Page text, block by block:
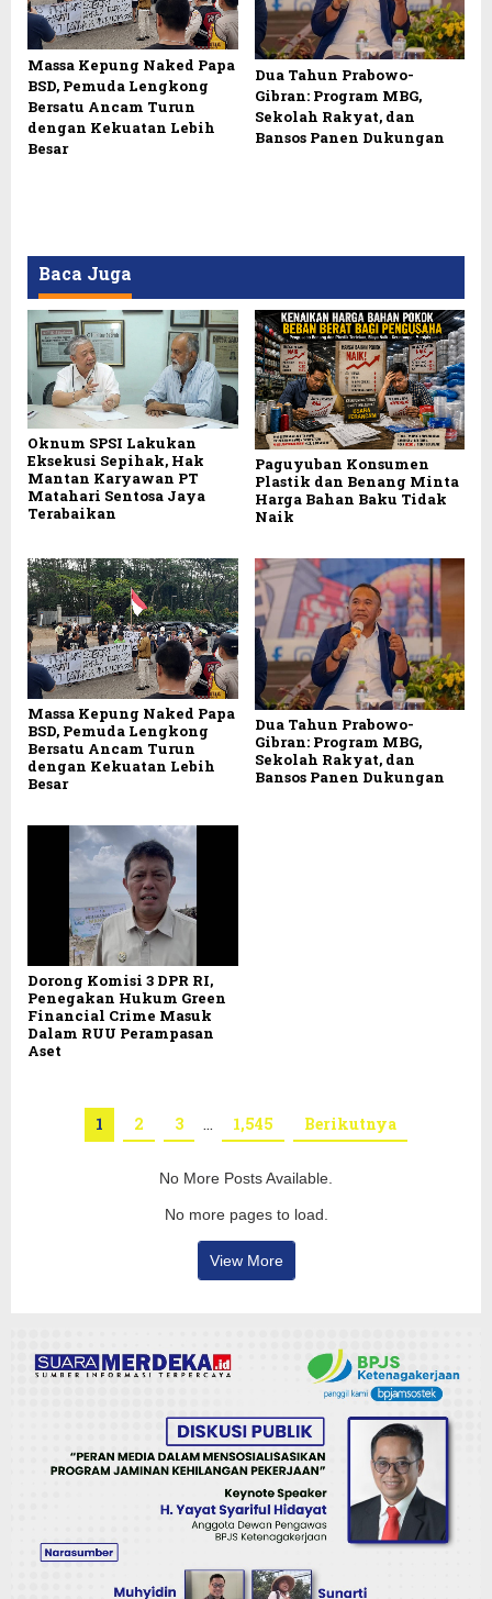
Massa Kepung Naked Papa
BSD, Pemuda Lengkong
Bersatu Ancam Turun
dengan Kekuatan Lebih
Besar
Dua Tahun Prabowo-
Gibran: Program MBG,
Sekolah Rakyat, dan
Bansos Panen Dukungan
Baca Juga
Oknum SPSI Lakukan
Eksekusi Sepihak, Hak
Mantan Karyawan PT
Matahari Sentosa Jaya
Terabaikan
Paguyuban Konsumen
Plastik dan Benang Minta
Harga Bahan Baku Tidak
Naik
Massa Kepung Naked Papa
BSD, Pemuda Lengkong
Bersatu Ancam Turun
dengan Kekuatan Lebih
Besar
Dua Tahun Prabowo-
Gibran: Program MBG,
Sekolah Rakyat, dan
Bansos Panen Dukungan
Dorong Komisi 3 DPR RI,
Penegakan Hukum Green
Financial Crime Masuk
Dalam RUU Perampasan
Aset
1 2 3 … 1,545 Berikutnya
No More Posts Available.
No more pages to load.
View More